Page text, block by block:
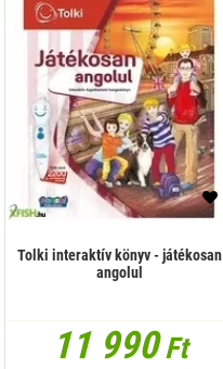
Tolki interaktív könyv - játékosan
angolul
11 990Ft